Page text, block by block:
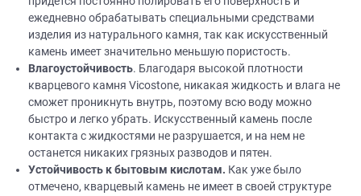
ежедневно обрабатывать специальными средствами
изделия из натурального камня, так как искусственный
камень имеет значительно меньшую пористость.
Влагоустойчивость. Благодаря высокой плотности
кварцевого камня Vicostone, никакая жидкость и влага не
сможет проникнуть внутрь, поэтому всю воду можно
быстро и легко убрать. Искусственный камень после
контакта с жидкостями не разрушается, и на нем не
останется никаких грязных разводов и пятен.
Устойчивость к бытовым кислотам. Как уже было
отмечено, кварцевый камень не имеет в своей структуре